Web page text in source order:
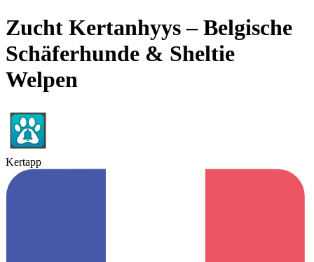
Zucht Kertanhyys – Belgische
Schäferhunde & Sheltie
Welpen
Kertapp